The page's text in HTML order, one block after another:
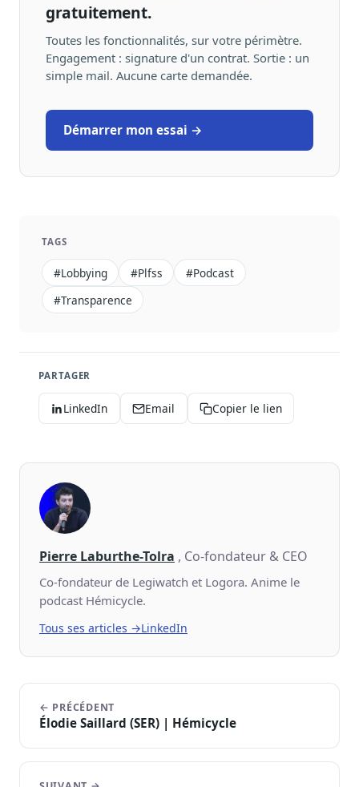
gratuitement.
Toutes les fonctionnalités, sur votre périmètre.
Engagement : signature d'un contrat. Sortie : un
simple mail. Aucune carte demandée.
Démarrer mon essai →
TAGS
#lobbying #plfss
#podcast
#transparence
PARTAGER
LinkedIn Email Copier le lien
Pierre Laburthe-Tolra , Co-fondateur & CEO
Co-fondateur de Legiwatch et Logora. Anime le
podcast Hémicycle.
Tous ses articles →LinkedIn
← PRÉCÉDENT
Élodie Saillard (SER) | Hémicycle